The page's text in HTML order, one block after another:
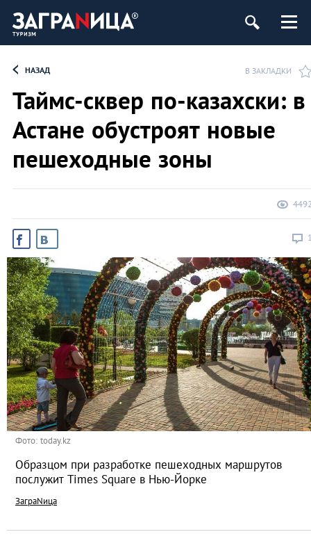
НАЗАД В ЗАКЛАДКИ
Таймс-сквер по-казахски: в
Астане обустроят новые
пешеходные зоны
Фото: today.kz
Образцом при разработке пешеходных маршрутов
послужит Times Square в Нью-Йорке
ЗаграNица